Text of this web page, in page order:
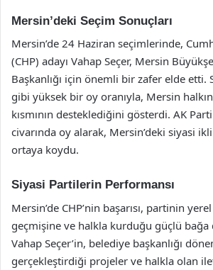
Mersin’deki Seçim Sonuçları
Mersin’de 24 Haziran seçimlerinde,
(CHP) adayı Vahap Seçer, Mersin
Başkanlığı için önemli bir zafer elde etti.
gibi yüksek bir oy oranıyla, Mersin
kısmının desteklediğini gösterdi. AK
civarında oy alarak, Mersin’deki siyasi
ortaya koydu.
Siyasi Partilerin Performansı
Mersin’de CHP’nin başarısı, partinin
geçmişine ve halkla kurduğu güçlü bağa
Vahap Seçer’in, belediye başkanlığı
gerçekleştirdiği projeler ve halkla olan